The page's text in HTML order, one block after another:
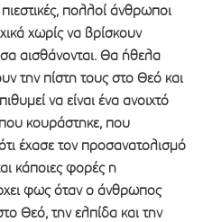
πολλοί άνθρωποι
χωρίς να βρίσκουν
αισθάνονται. Θα ήθελα
την πίστη τους στο Θεό και
να είναι ένα ανοιχτό
κουράστηκε, που
έχασε τον προσανατολισμό
κάποιες φορές η
φως όταν ο άνθρωπος
Θεό, την ελπίδα και την